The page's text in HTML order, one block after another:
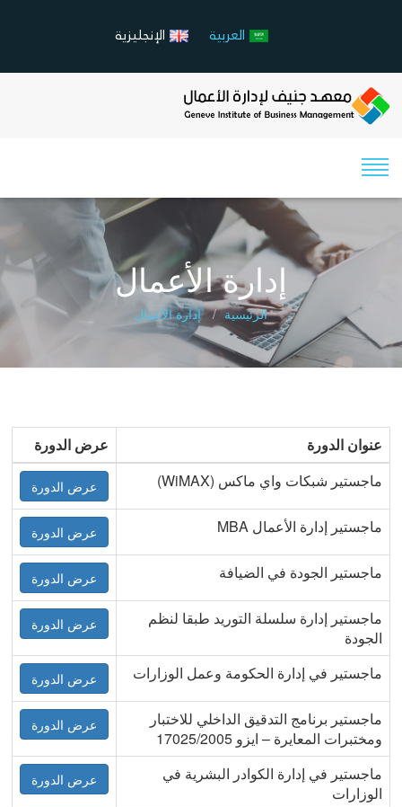
العربية الإنجليزية
إدارة الأعمال
الرئيسية إدارة الأعمال
عنوان الدورة
عرض الدورة
ماجستير شبكات واي ماكس (WiMAX)
عرض الدورة
ماجستير إدارة الأعمال MBA عرض الدورة
ماجستير الجودة في الضيافة عرض الدورة
ماجستير إدارة سلسلة التوريد طبقا لنظم
الجودة
عرض الدورة
ماجستير في إدارة الحكومة وعمل الوزارات عرض الدورة
ماجستير برنامج التدقيق الداخلي للاختبار
ومختبرات المعايرة – ايزو 17025/2005
عرض الدورة
ماجستير في إدارة الكوادر البشرية في
الوزارات
عرض الدورة